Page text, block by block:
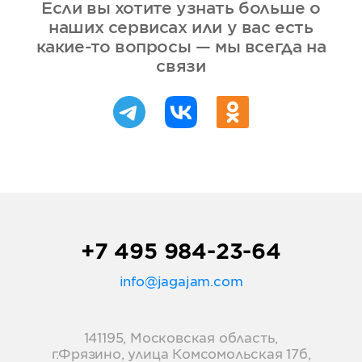
Если вы хотите узнать больше о
наших сервисах или у вас есть
какие-то вопросы — мы всегда на
связи
+7 495 984-23-64
info@jagajam.com
141195, Московская область,
г.Фрязино, улица Комсомольская 17б,